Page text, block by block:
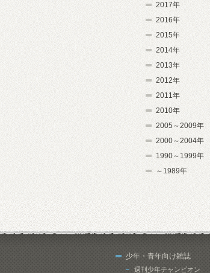
2017年
2016年
2015年
2014年
2013年
2012年
2011年
2010年
2005～2009年
2000～2004年
1990～1999年
～1989年
少年・青年向け雑誌
週刊少年チャンピオン